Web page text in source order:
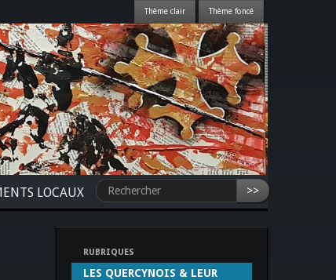
LOCAUX >>
RUBRIQUES
LES QUERCYNOIS & LEUR